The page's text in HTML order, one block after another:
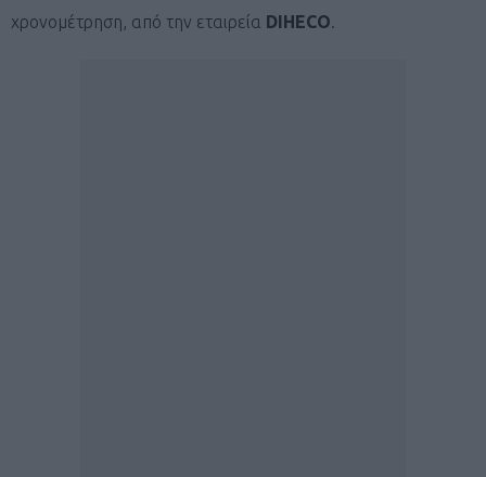
χρονομέτρηση, από την εταιρεία DIHECO.